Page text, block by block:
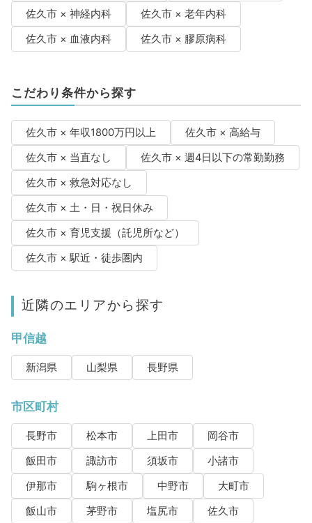
佐久市 × 神経内科
佐久市 × 老年内科
佐久市 × 血液内科
佐久市 × 膠原病科
こだわり条件から探す
佐久市 × 年収1800万円以上
佐久市 × 高給与
佐久市 × 当直なし
佐久市 × 週4日以下の常勤勤務
佐久市 × 救急対応なし
佐久市 × 土・日・祝日休み
佐久市 × 育児支援（託児所など）
佐久市 × 駅近・徒歩圏内
近隣のエリアから探す
甲信越
新潟県 山梨県 長野県
市区町村
長野市 松本市 上田市
岡谷市
飯田市
諏訪市 須坂市
小諸市
伊那市
駒ヶ根市 中野市
大町市
飯山市
茅野市 塩尻市
佐久市